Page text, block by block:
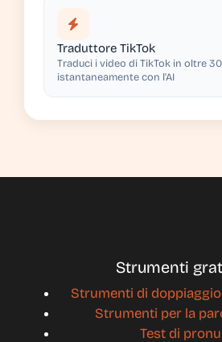
Traduttore TikTok
Traduci i video di TikTok in oltre
istantaneamente con l'AI
Strumenti
Strumenti di
Strumenti per la
Test di